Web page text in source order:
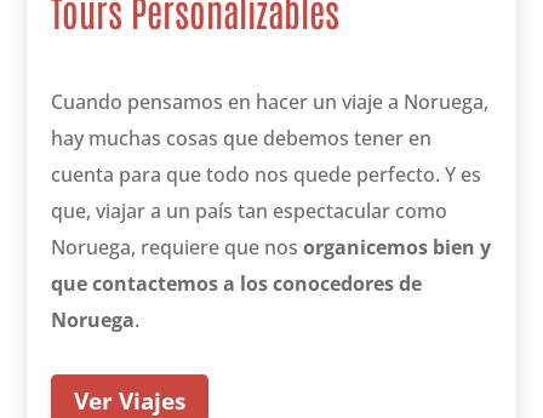
Tours Personalizables
Cuando pensamos en hacer un viaje a Noruega,
hay muchas cosas que debemos tener en
cuenta para que todo nos quede perfecto. Y es
que, viajar a un país tan espectacular como
Noruega, requiere que nosorganicemos bien y
que contactemos a los conocedores de
Noruega.
Ver Viajes